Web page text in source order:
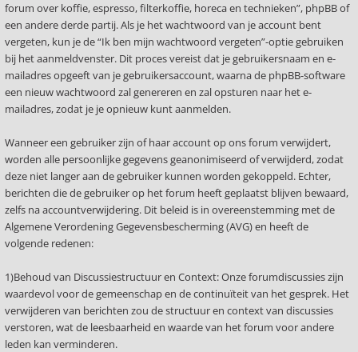
forum over koffie, espresso, filterkoffie, horeca en technieken”, phpBB of
een andere derde partij. Als je het wachtwoord van je account bent
vergeten, kun je de “Ik ben mijn wachtwoord vergeten”-optie gebruiken
bij het aanmeldvenster. Dit proces vereist dat je gebruikersnaam en e-
mailadres opgeeft van je gebruikersaccount, waarna de phpBB-software
een nieuw wachtwoord zal genereren en zal opsturen naar het e-
mailadres, zodat je je opnieuw kunt aanmelden.
Wanneer een gebruiker zijn of haar account op ons forum verwijdert,
worden alle persoonlijke gegevens geanonimiseerd of verwijderd, zodat
deze niet langer aan de gebruiker kunnen worden gekoppeld. Echter,
berichten die de gebruiker op het forum heeft geplaatst blijven bewaard,
zelfs na accountverwijdering. Dit beleid is in overeenstemming met de
Algemene Verordening Gegevensbescherming (AVG) en heeft de
volgende redenen:
1)Behoud van Discussiestructuur en Context: Onze forumdiscussies zijn
waardevol voor de gemeenschap en de continuïteit van het gesprek. Het
verwijderen van berichten zou de structuur en context van discussies
verstoren, wat de leesbaarheid en waarde van het forum voor andere
leden kan verminderen.